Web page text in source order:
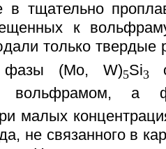
в тщательно
к
только твердые
фазы (Mo, W)5Si3
вольфрамом, а
малых
не связанного в